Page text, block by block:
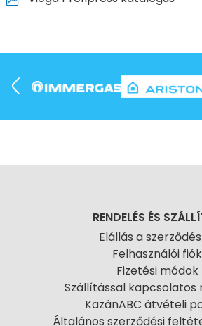
RENDELÉS ÉS
Elállás a
Felhasználói fiók
Fizetési módok
Szállítással kapcsolatos
KazánABC átvételi
Általános szerződési